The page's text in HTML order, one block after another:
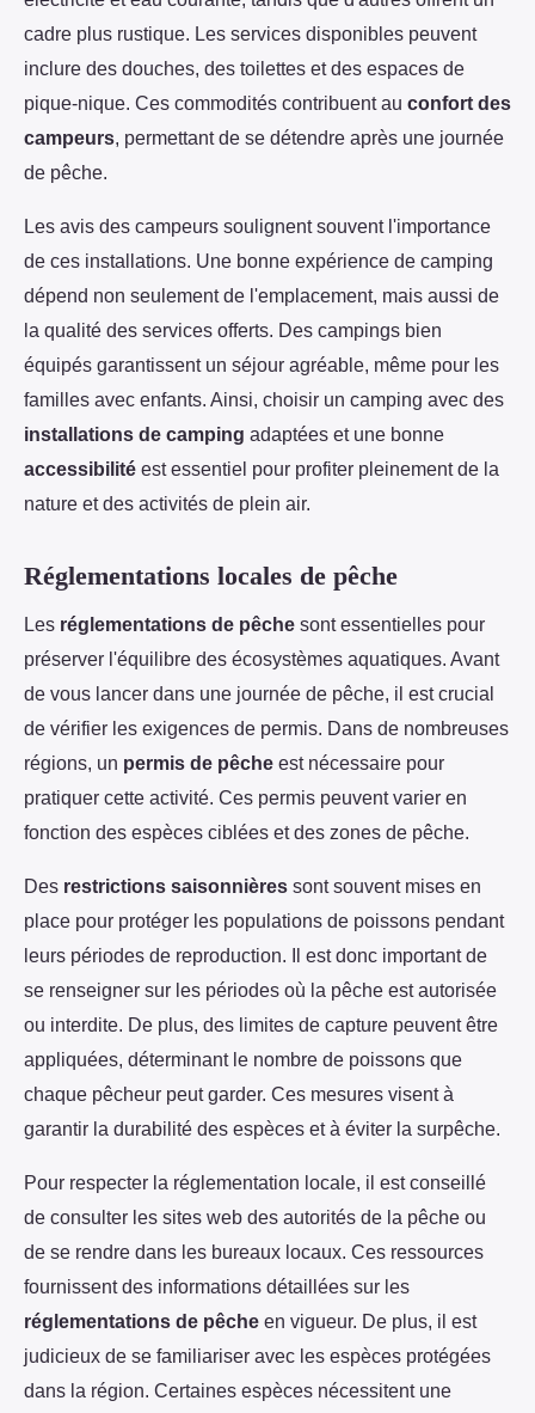
cadre plus rustique. Les services disponibles peuvent
inclure des douches, des toilettes et des espaces de
pique-nique. Ces commodités contribuent au confort des
campeurs , permettant de se détendre après une journée
de pêche.
Les avis des campeurs soulignent souvent l'importance
de ces installations. Une bonne expérience de camping
dépend non seulement de l'emplacement, mais aussi de
la qualité des services offerts. Des campings bien
équipés garantissent un séjour agréable, même pour les
familles avec enfants. Ainsi, choisir un camping avec des
installations de camping adaptées et une bonne
accessibilité est essentiel pour profiter pleinement de la
nature et des activités de plein air.
Réglementations locales de pêche
Les réglementations de pêche sont essentielles pour
préserver l'équilibre des écosystèmes aquatiques. Avant
de vous lancer dans une journée de pêche, il est crucial
de vérifier les exigences de permis. Dans de nombreuses
régions, un permis de pêche est nécessaire pour
pratiquer cette activité. Ces permis peuvent varier en
fonction des espèces ciblées et des zones de pêche.
Des restrictions saisonnières sont souvent mises en
place pour protéger les populations de poissons pendant
leurs périodes de reproduction. Il est donc important de
se renseigner sur les périodes où la pêche est autorisée
ou interdite. De plus, des limites de capture peuvent être
appliquées, déterminant le nombre de poissons que
chaque pêcheur peut garder. Ces mesures visent à
garantir la durabilité des espèces et à éviter la surpêche.
Pour respecter la réglementation locale, il est conseillé
de consulter les sites web des autorités de la pêche ou
de se rendre dans les bureaux locaux. Ces ressources
fournissent des informations détaillées sur les
réglementations de pêche en vigueur. De plus, il est
judicieux de se familiariser avec les espèces protégées
dans la région. Certaines espèces nécessitent une